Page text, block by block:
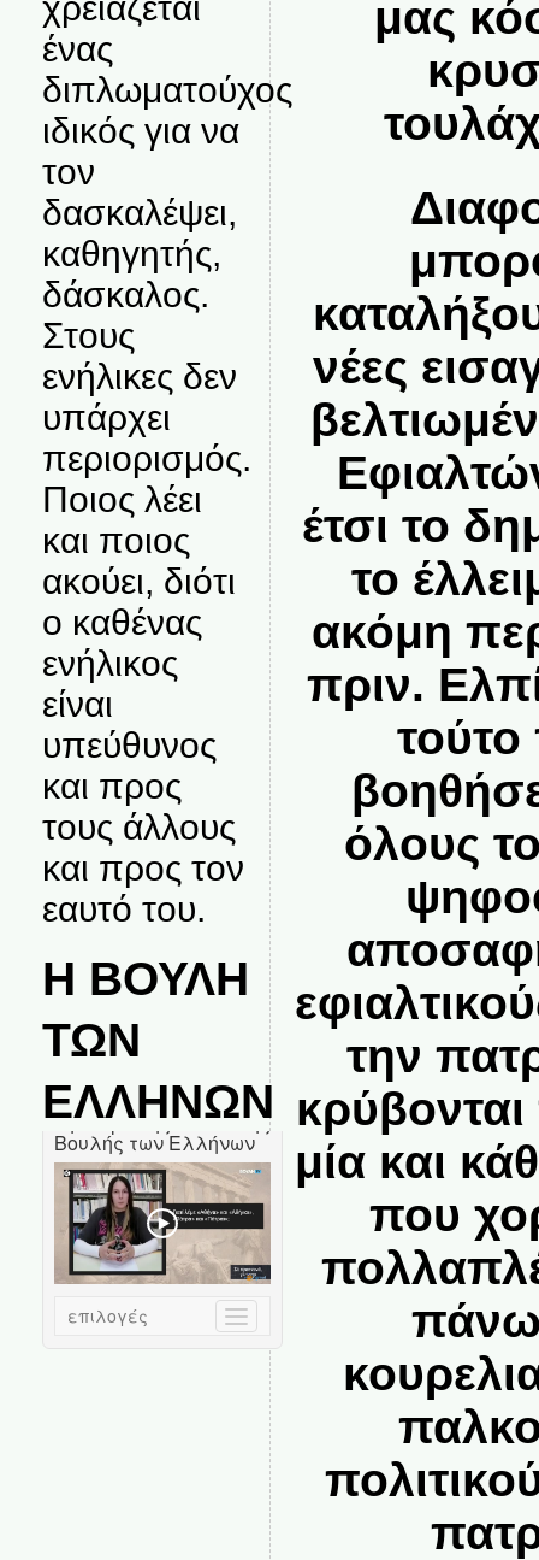
ένας
διπλωματούχος
ιδικός για να
τον
δασκαλέψει,
καθηγητής,
δάσκαλος.
Στους
ενήλικες δεν
υπάρχει
περιορισμός.
Ποιος λέει
και ποιος
ακούει, διότι
ο καθένας
ενήλικος
είναι
υπεύθυνος
και προς
τους άλλους
και προς τον
εαυτό του.
Η ΒΟΥΛΗ
ΤΩΝ
ΕΛΛΗΝΩΝ
μας
νέες
έτσι το
το
ακόμη
πριν.
όλους
την
μία και
που
πάνω